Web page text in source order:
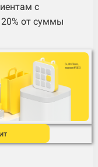
с
от суммы